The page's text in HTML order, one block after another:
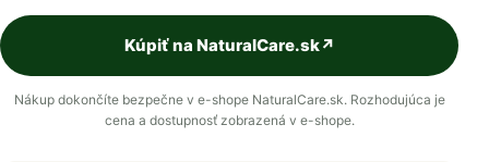
Kúpiť na NaturalCare.sk↗
Nákup dokončíte bezpečne v e-shope NaturalCare.sk. Rozhodujúca je
cena a dostupnosť zobrazená v e-shope.